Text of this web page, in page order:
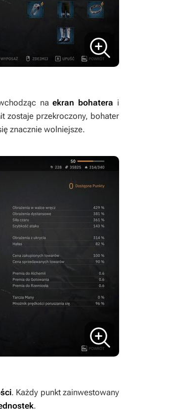
naekran bohatera i
zostaje przekroczony, bohater
znacznie wolniejsze.
. Każdy punkt zainwestowany
.